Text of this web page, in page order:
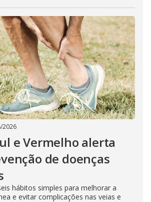
2026
e Vermelho alerta
de doenças
hábitos simples para melhorar a
e evitar complicações nas veias e